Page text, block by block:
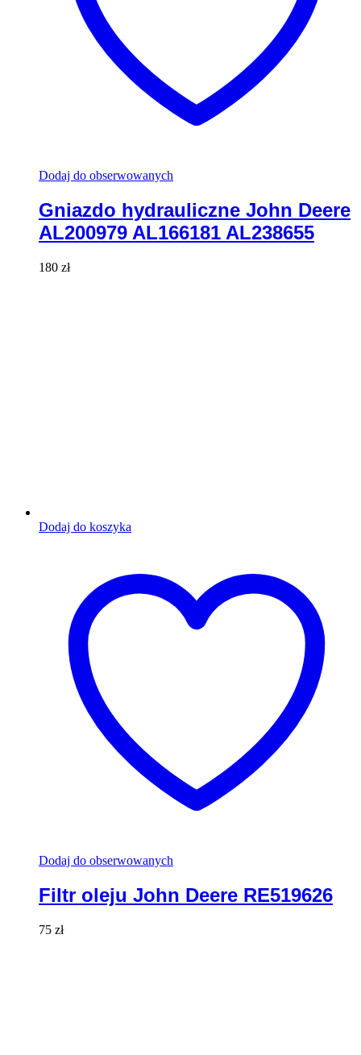
Dodaj do obserwowanych
Gniazdo hydrauliczne John Deere
AL200979 AL166181 AL238655
180 zł
Dodaj do koszyka
Dodaj do obserwowanych
Filtr oleju John Deere RE519626
75 zł